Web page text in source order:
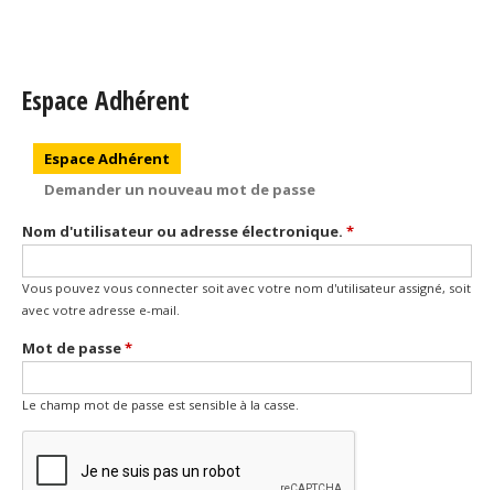
Espace Adhérent
Onglets principaux
Espace Adhérent
Demander un nouveau mot de passe
Nom d'utilisateur ou adresse électronique. *
Vous pouvez vous connecter soit avec votre nom d'utilisateur assigné, soit
avec votre adresse e-mail.
Mot de passe*
Le champ mot de passe est sensible à la casse.